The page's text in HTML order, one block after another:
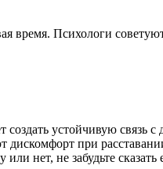
время. Психологи
создать устойчивую
при
нет, не забудьте